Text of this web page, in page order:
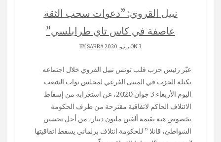
نبيل القروي: ”دعوات سحب الثقة
عاصفة في كاس تاي طرابلسي”
ON 3 يونيو، 2020 BY SARRA
عبّر رئيس حزب قلب تونس نبيل القروي خلال اجتماعه
بكتلة الحزب في المبنى الفرعي لمجلس نواب الشعب
اليوم الأربعاء 3 جوان 2020، عن استغرابه من إسقاط
الائتلاف الحاكم لاتفاقية مقترحة من طرف الحكومة
بخصوص هبة بقيمة ألفين مليون دينار، من أجل تحسين
الشواطئ، قائلا ” للحكومة ائتلاف برلماني يسقط اتفاقيتها